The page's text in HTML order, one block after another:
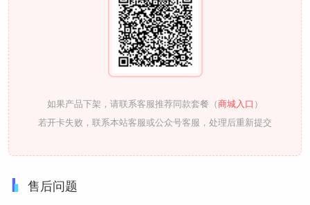
如果产品下架，请联系客服推荐同款套餐（商城入口 ）
若开卡失败，联系本站客服或公众号客服，处理后重新提交
售后问题